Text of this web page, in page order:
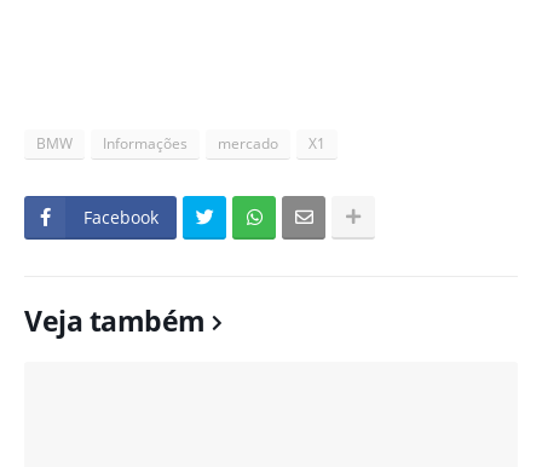
BMW Informações mercado X1
Facebook
Veja também